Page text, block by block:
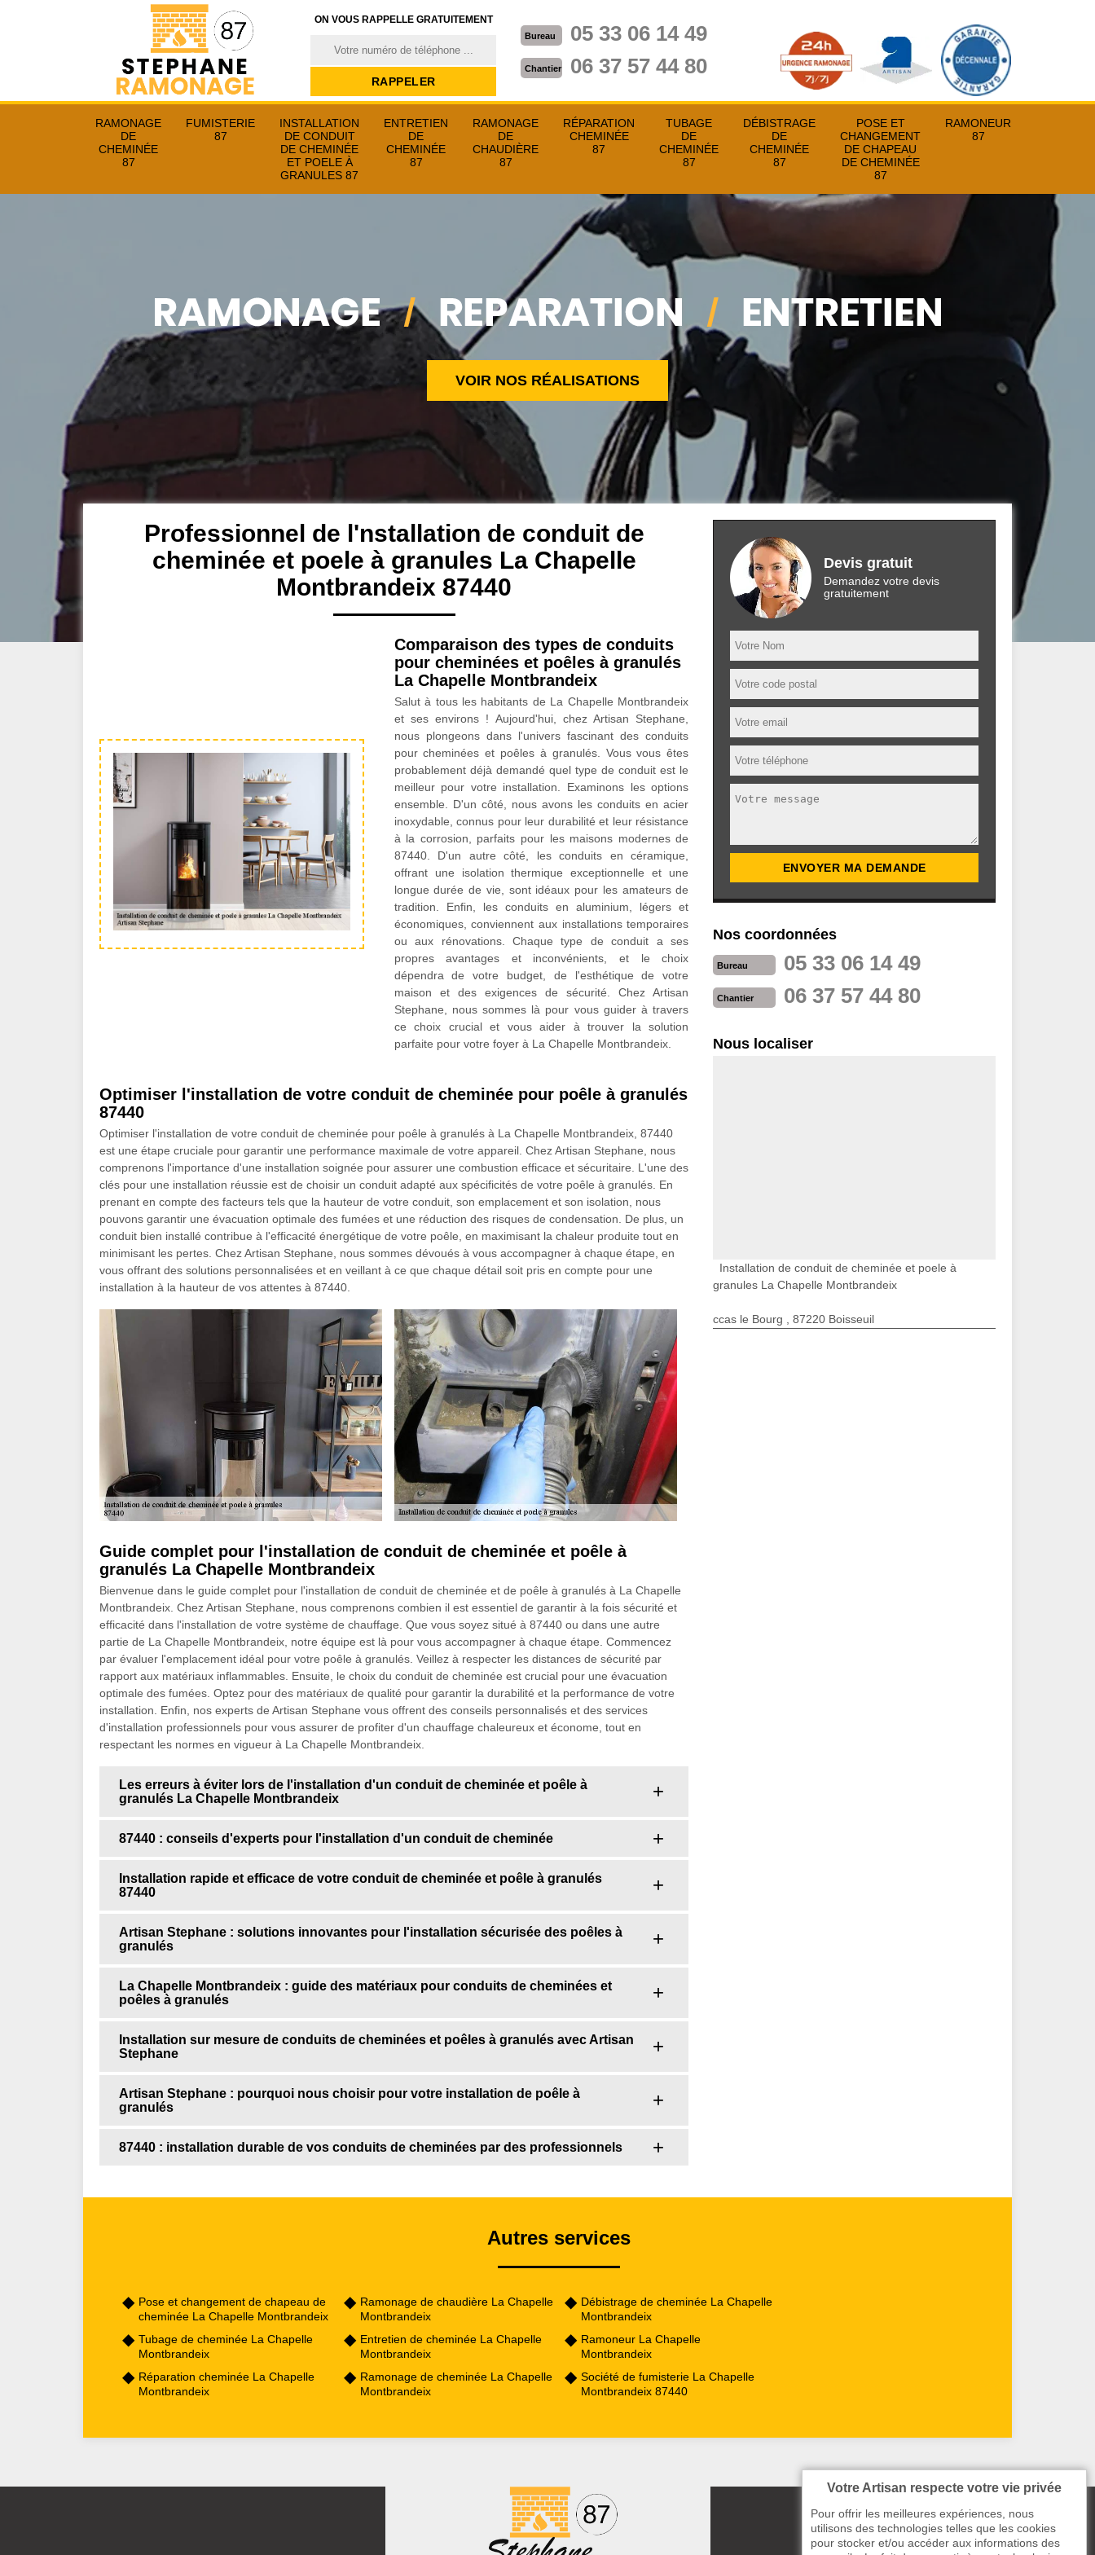
ON VOUS RAPPELLE GRATUITEMENT
Bureau 05 33 06 14 49
Chantier 06 37 57 44 80
RAMONAGE
DE
CHEMINÉE
87
FUMISTERIE
87
INSTALLATION
DE CONDUIT
DE CHEMINÉE
ET POELE À
GRANULES 87
ENTRETIEN
DE
CHEMINÉE
87
RAMONAGE
DE
CHAUDIÈRE
87
RÉPARATION
CHEMINÉE
87
TUBAGE
DE
CHEMINÉE
87
DÉBISTRAGE
DE
CHEMINÉE
87
POSE ET
CHANGEMENT
DE CHAPEAU
DE CHEMINÉE
87
RAMONEUR
87
VOIR NOS RÉALISATIONS
Professionnel de l'nstallation de conduit de
cheminée et poele à granules La Chapelle
Montbrandeix 87440
Comparaison des types de conduits
pour cheminées et poêles à granulés
La Chapelle Montbrandeix
Salut à tous les habitants de La Chapelle Montbrandeix
et ses environs ! Aujourd'hui, chez Artisan Stephane,
nous plongeons dans l'univers fascinant des conduits
pour cheminées et poêles à granulés. Vous vous êtes
probablement déjà demandé quel type de conduit est le
meilleur pour votre installation. Examinons les options
ensemble. D'un côté, nous avons les conduits en acier
inoxydable, connus pour leur durabilité et leur résistance
à la corrosion, parfaits pour les maisons modernes de
87440. D'un autre côté, les conduits en céramique,
offrant une isolation thermique exceptionnelle et une
longue durée de vie, sont idéaux pour les amateurs de
tradition. Enfin, les conduits en aluminium, légers et
économiques, conviennent aux installations temporaires
ou aux rénovations. Chaque type de conduit a ses
propres avantages et inconvénients, et le choix
dépendra de votre budget, de l'esthétique de votre
maison et des exigences de sécurité. Chez Artisan
Stephane, nous sommes là pour vous guider à travers
ce choix crucial et vous aider à trouver la solution
parfaite pour votre foyer à La Chapelle Montbrandeix.
Optimiser l'installation de votre conduit de cheminée pour poêle à granulés
87440
Optimiser l'installation de votre conduit de cheminée pour poêle à granulés à La Chapelle Montbrandeix, 87440
est une étape cruciale pour garantir une performance maximale de votre appareil. Chez Artisan Stephane, nous
comprenons l'importance d'une installation soignée pour assurer une combustion efficace et sécuritaire. L'une des
clés pour une installation réussie est de choisir un conduit adapté aux spécificités de votre poêle à granulés. En
prenant en compte des facteurs tels que la hauteur de votre conduit, son emplacement et son isolation, nous
pouvons garantir une évacuation optimale des fumées et une réduction des risques de condensation. De plus, un
conduit bien installé contribue à l'efficacité énergétique de votre poêle, en maximisant la chaleur produite tout en
minimisant les pertes. Chez Artisan Stephane, nous sommes dévoués à vous accompagner à chaque étape, en
vous offrant des solutions personnalisées et en veillant à ce que chaque détail soit pris en compte pour une
installation à la hauteur de vos attentes à 87440.
Guide complet pour l'installation de conduit de cheminée et poêle à
granulés La Chapelle Montbrandeix
Bienvenue dans le guide complet pour l'installation de conduit de cheminée et de poêle à granulés à La Chapelle
Montbrandeix. Chez Artisan Stephane, nous comprenons combien il est essentiel de garantir à la fois sécurité et
efficacité dans l'installation de votre système de chauffage. Que vous soyez situé à 87440 ou dans une autre
partie de La Chapelle Montbrandeix, notre équipe est là pour vous accompagner à chaque étape. Commencez
par évaluer l'emplacement idéal pour votre poêle à granulés. Veillez à respecter les distances de sécurité par
rapport aux matériaux inflammables. Ensuite, le choix du conduit de cheminée est crucial pour une évacuation
optimale des fumées. Optez pour des matériaux de qualité pour garantir la durabilité et la performance de votre
installation. Enfin, nos experts de Artisan Stephane vous offrent des conseils personnalisés et des services
d'installation professionnels pour vous assurer de profiter d'un chauffage chaleureux et économe, tout en
respectant les normes en vigueur à La Chapelle Montbrandeix.
Les erreurs à éviter lors de l'installation d'un conduit de cheminée et poêle à
granulés La Chapelle Montbrandeix
87440 : conseils d'experts pour l'installation d'un conduit de cheminée
Installation rapide et efficace de votre conduit de cheminée et poêle à granulés
87440
Artisan Stephane : solutions innovantes pour l'installation sécurisée des poêles à
granulés
La Chapelle Montbrandeix : guide des matériaux pour conduits de cheminées et
poêles à granulés
Installation sur mesure de conduits de cheminées et poêles à granulés avec Artisan
Stephane
Artisan Stephane : pourquoi nous choisir pour votre installation de poêle à
granulés
87440 : installation durable de vos conduits de cheminées par des professionnels
Devis gratuit
Demandez votre devis
gratuitement
Nos coordonnées
Bureau 05 33 06 14 49
Chantier 06 37 57 44 80
Nous localiser
Installation de conduit de cheminée et poele à
granules La Chapelle Montbrandeix
ccas le Bourg , 87220 Boisseuil
Autres services
Pose et changement de chapeau de
cheminée La Chapelle Montbrandeix
Tubage de cheminée La Chapelle
Montbrandeix
Réparation cheminée La Chapelle
Montbrandeix
Ramonage de chaudière La Chapelle
Montbrandeix
Entretien de cheminée La Chapelle
Montbrandeix
Ramonage de cheminée La Chapelle
Montbrandeix
Débistrage de cheminée La Chapelle
Montbrandeix
Ramoneur La Chapelle
Montbrandeix
Société de fumisterie La Chapelle
Montbrandeix 87440
Votre Artisan respecte votre vie privée
Pour offrir les meilleures expériences, nous
utilisons des technologies telles que les cookies
pour stocker et/ou accéder aux informations des